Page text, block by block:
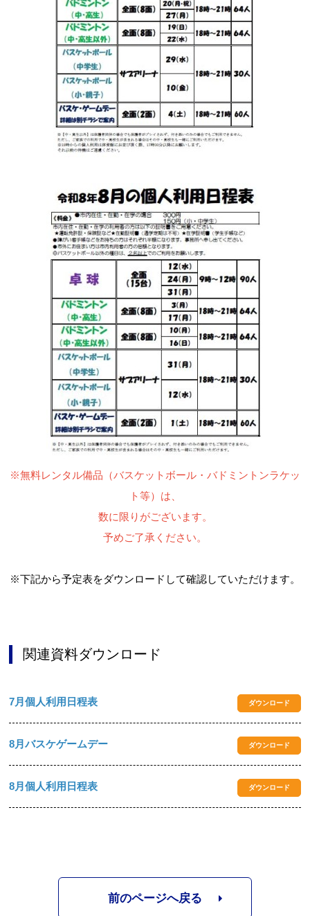
※無料レンタル備品（バスケットボール・バドミントンラケッ
ト等）は、
数に限りがございます。
予めご了承ください。
※下記から予定表をダウンロードして確認していただけます。
関連資料ダウンロード
7月個人利用日程表 ダウンロード
8月バスケゲームデー ダウンロード
8月個人利用日程表 ダウンロード
前のページへ戻る